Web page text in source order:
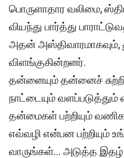
பொருளாதார வலிமை,
வியந்து பார்த்து
அதன்
விளங்குகின்றனர்.
தன்னையும் தன்னைச்
நாட்டையும்
தன்மைகள் பற்றியும்
எவ்வழி என்பன பற்றியும்
வாருங்கள்… அடுத்த